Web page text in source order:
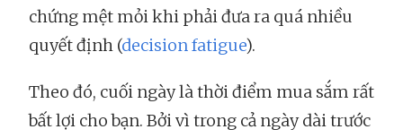
chứng mệt mỏi khi phải đưa ra quá nhiều
quyết định (decision fatigue).
Theo đó, cuối ngày là thời điểm mua sắm rất
bất lợi cho bạn. Bởi vì trong cả ngày dài trước